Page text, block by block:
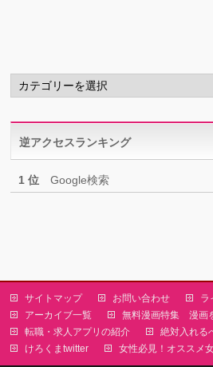
カ
テ
リ
ー逆アクセスランキング
1 位 Google検索
サイトマップ お問い合わせ
ラ
アーカイブ一覧
無料漫画特集 漫画
転職・求人アプリの紹介
絶対入れる
けろくまtwitter
女性必見！オススメ